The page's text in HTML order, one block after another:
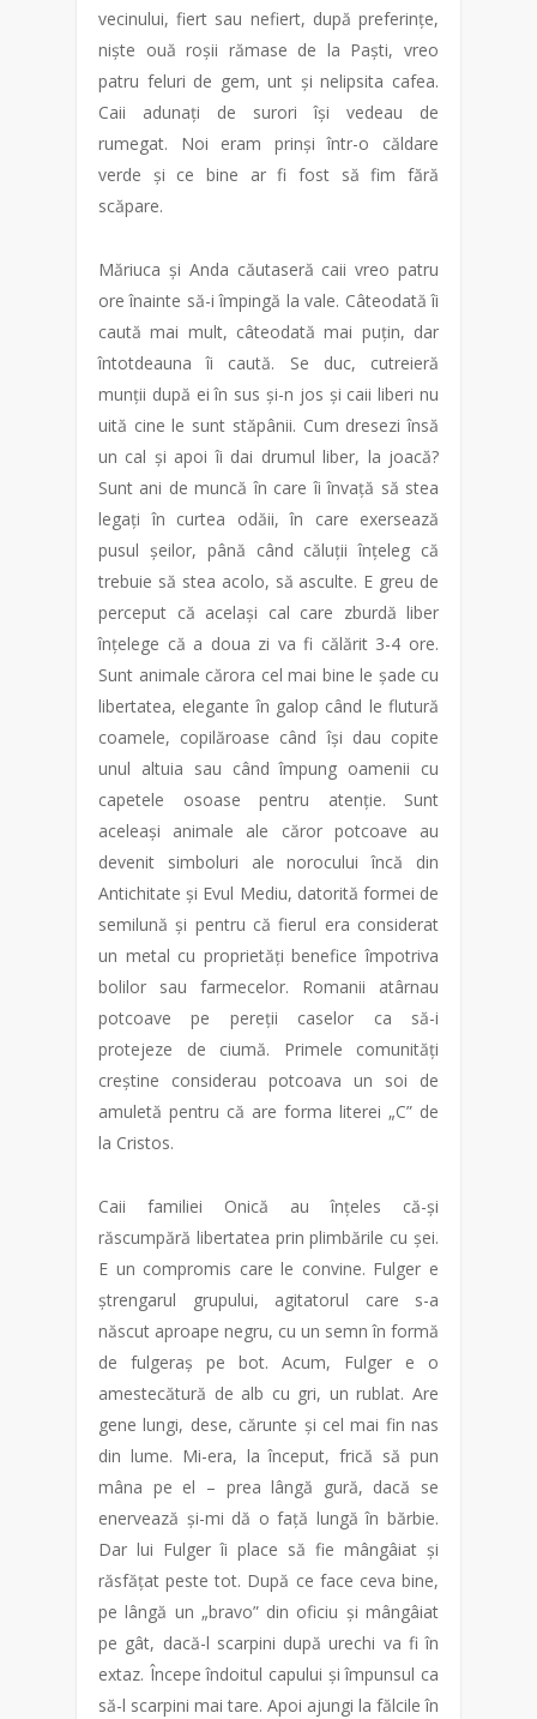
vecinului, fiert sau nefiert, după preferințe,
niște ouă roșii rămase de la Paști, vreo
patru feluri de gem, unt și nelipsita cafea.
Caii adunați de surori își vedeau de
rumegat. Noi eram prinși într-o căldare
verde și ce bine ar fi fost să fim fără
scăpare.
Măriuca și Anda căutaseră caii vreo patru
ore înainte să-i împingă la vale. Câteodată îi
caută mai mult, câteodată mai puțin, dar
întotdeauna îi caută. Se duc, cutreieră
munții după ei în sus și-n jos și caii liberi nu
uită cine le sunt stăpânii. Cum dresezi însă
un cal și apoi îi dai drumul liber, la joacă?
Sunt ani de muncă în care îi învață să stea
legați în curtea odăii, în care exersează
pusul șeilor, până când căluții înțeleg că
trebuie să stea acolo, să asculte. E greu de
perceput că același cal care zburdă liber
înțelege că a doua zi va fi călărit 3-4 ore.
Sunt animale cărora cel mai bine le șade cu
libertatea, elegante în galop când le flutură
coamele, copilăroase când își dau copite
unul altuia sau când împung oamenii cu
capetele osoase pentru atenție. Sunt
aceleași animale ale căror potcoave au
devenit simboluri ale norocului încă din
Antichitate și Evul Mediu, datorită formei de
semilună și pentru că fierul era considerat
un metal cu proprietăți benefice împotriva
bolilor sau farmecelor. Romanii atârnau
potcoave pe pereții caselor ca să-i
protejeze de ciumă. Primele comunități
creștine considerau potcoava un soi de
amuletă pentru că are forma literei „C” de
la Cristos.
Caii familiei Onică au înțeles că-și
răscumpără libertatea prin plimbările cu șei.
E un compromis care le convine. Fulger e
ștrengarul grupului, agitatorul care s-a
născut aproape negru, cu un semn în formă
de fulgeraș pe bot. Acum, Fulger e o
amestecătură de alb cu gri, un rublat. Are
gene lungi, dese, cărunte și cel mai fin nas
din lume. Mi-era, la început, frică să pun
mâna pe el – prea lângă gură, dacă se
enervează și-mi dă o față lungă în bărbie.
Dar lui Fulger îi place să fie mângâiat și
răsfățat peste tot. După ce face ceva bine,
pe lângă un „bravo” din oficiu și mângâiat
pe gât, dacă-l scarpini după urechi va fi în
extaz. Începe îndoitul capului și împunsul ca
să-l scarpini mai tare. Apoi ajungi la fălcile în